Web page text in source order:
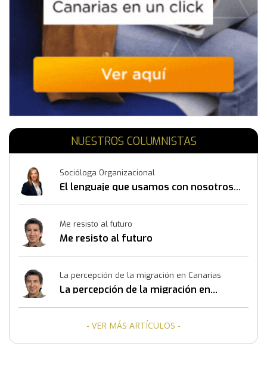
NUESTROS COLUMNISTAS
Socióloga Organizacional
El lenguaje que usamos con nosotros
Me resisto al futuro
Me resisto al futuro
La percepción de la migración en Canarias
La percepción de la migración en
- VER MÁS ARTÍCULOS -